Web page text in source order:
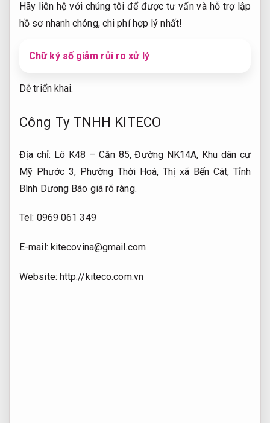
Hãy liên hệ với chúng tôi để được tư vấn và hỗ trợ lập
hồ sơ nhanh chóng, chi phí hợp lý nhất!
Chữ ký số giảm rủi ro xử lý
Dễ triển khai.
Công Ty TNHH KITECO
Địa chỉ: Lô K48 – Căn 85, Đường NK14A, Khu dân cư
Mỹ Phước 3, Phường Thới Hoà, Thị xã Bến Cát, Tỉnh
Bình Dương Báo giá rõ ràng.
Tel: 0969 061 349
E-mail: kitecovina@gmail.com
Website: http://kiteco.com.vn